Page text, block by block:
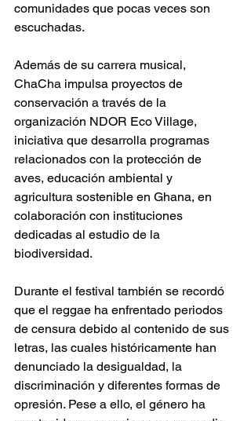
comunidades que pocas veces son
escuchadas.
Además de su carrera musical,
ChaCha impulsa proyectos de
conservación a través de la
organización NDOR Eco Village,
iniciativa que desarrolla programas
relacionados con la protección de
aves, educación ambiental y
agricultura sostenible en Ghana, en
colaboración con instituciones
dedicadas al estudio de la
biodiversidad.
Durante el festival también se recordó
que el reggae ha enfrentado periodos
de censura debido al contenido de sus
letras, las cuales históricamente han
denunciado la desigualdad, la
discriminación y diferentes formas de
opresión. Pese a ello, el género ha